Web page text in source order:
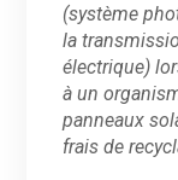
(système
la
électrique)
à un
panneaux
frais de